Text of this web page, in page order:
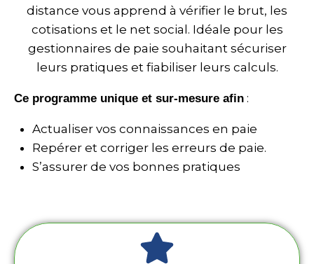
distance vous apprend à vérifier le brut, les
cotisations et le net social . Idéale pour les
gestionnaires de paie souhaitant sécuriser
leurs pratiques et fiabiliser leurs calculs.
Ce programme unique et sur-mesure afin :
Actualiser vos connaissances en paie
Repérer et corriger les erreurs de paie.
S’assurer de vos bonnes pratiques